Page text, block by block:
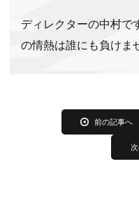
ディレクターの中村で
の情熱は誰にも負けま
前の記事へ